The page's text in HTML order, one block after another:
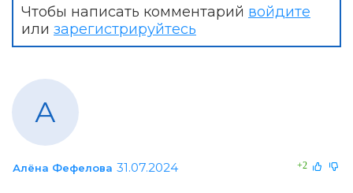
Чтобы написать комментарий войдите
или зарегистрируйтесь
А
+2
Алёна Фефелова 31.07.2024